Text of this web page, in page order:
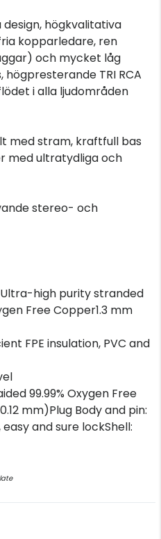
högkvalitativa
kopparledare, ren
och mycket låg
TRI RCA
i alla ljudområden
med stram, kraftfull bas
med ultratydliga och
stereo- och
high purity stranded
Free Copper1.3 mm
FPE insulation, PVC and
99.99% Oxygen Free
mm)Plug Body and pin:
and sure lockShell: